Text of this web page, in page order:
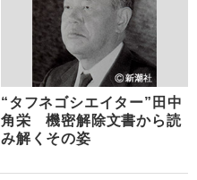
“タフネゴシエイター”田中
角栄 機密解除文書から読
み解くその姿